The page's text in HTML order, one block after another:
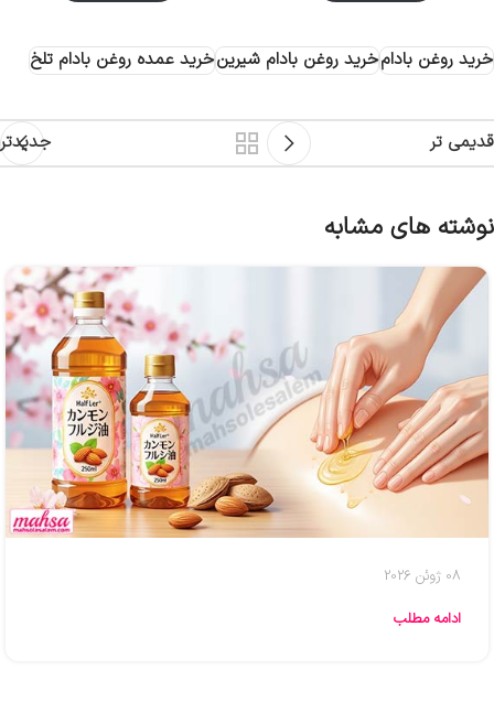
خرید روغن بادامخرید روغن بادام شیرینخرید عمده روغن بادام تلخ
جدیدتر قدیمی تر
نوشته های مشابه
08 ژوئن 2026
ادامه مطلب